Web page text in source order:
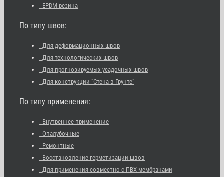
- EPDM резина
По типу швов:
- Для деформационных швов
- Для технологических швов
- Для прогнозируемых усадочных швов
- Для конструкции "Стена в Грунте"
По типу применения:
- Внутреннее применение
- Опалубочные
- Ремонтные
- Восстановление герметизации швов
- Для применения совместно с ПВХ мембранами